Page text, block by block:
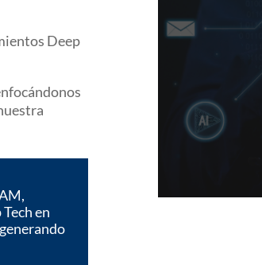
Deep
en